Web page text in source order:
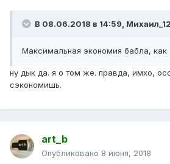
В 08.06.2018 в 14:59,
Максимальная экономия бабла, как
ну дык да. я о том же. правда, имхо,
сэкономишь.
art_b
Опубликовано 8 июня, 2018